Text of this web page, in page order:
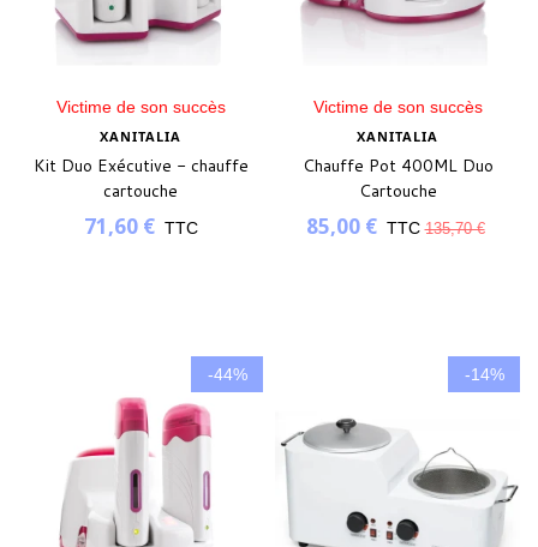
Victime de son succès
XANITALIA
Kit Duo Exécutive - chauffe
cartouche
71,60 € TTC
Victime de son succès
XANITALIA
Chauffe Pot 400ML Duo
Cartouche
85,00 € TTC 135,70 €
-44% -14%